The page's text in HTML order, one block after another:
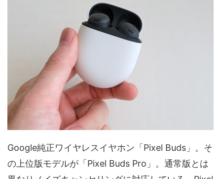
Google純正ワイヤレスイヤホン「Pixel Buds」。そ
の上位版モデルが「Pixel Buds Pro」。通常版とは